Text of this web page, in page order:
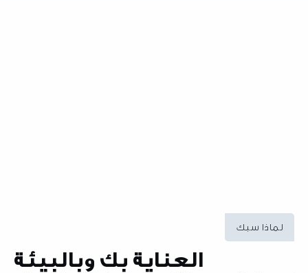
سبك
العناية بك وبالبيئة